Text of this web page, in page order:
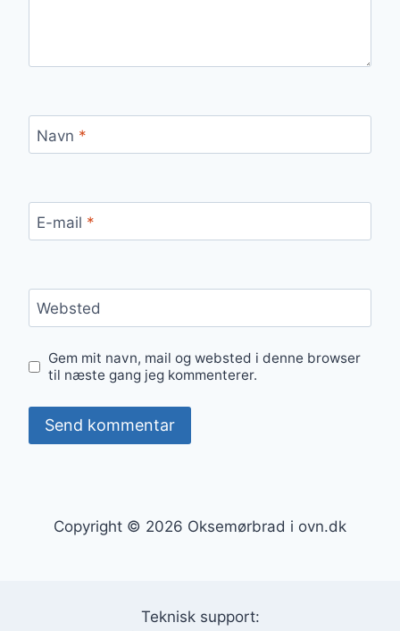
Navn *
E-mail *
Websted
Gem mit navn, mail og websted i denne browser
til næste gang jeg kommenterer.
Copyright © 2026 Oksemørbrad i ovn.dk
Teknisk support: